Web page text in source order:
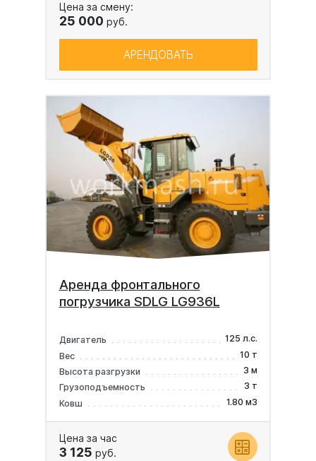
Цена за смену:
25 000 руб.
АРЕНДОВАТЬ
Аренда фронтального
погрузчика SDLG LG936L
Двигатель
125 л.с.
Вес
10 т
Высота разгрузки
3 м
Грузоподъемность
3 т
Ковш
1.80 м3
Цена за час
3 125 руб.